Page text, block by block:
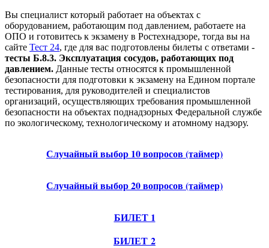
Вы специалист который работает на объектах с
оборудованием, работающим под давлением, работаете на
ОПО и готовитесь к экзамену в Ростехнадзоре, тогда вы на
сайте Тест 24, где для вас подготовлены билеты с ответами -
тесты Б.8.3. Эксплуатация сосудов, работающих под
давлением. Данные тесты относятся к промышленной
безопасности для подготовки к экзамену на Едином портале
тестирования, для руководителей и специалистов
организаций, осуществляющих требования промышленной
безопасности на объектах поднадзорных Федеральной службе
по экологическому, технологическому и атомному надзору.
Случайный выбор 10 вопросов (таймер)
Случайный выбор 20 вопросов (таймер)
БИЛЕТ 1
БИЛЕТ 2